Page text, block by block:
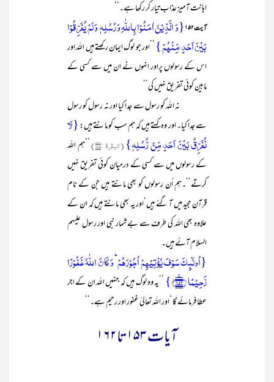
اہانت آمیز عذاب تیار کر رکھا ہے۔‘‘
آیت ۱۵۲
{وَ الَّذِیۡنَ اٰمَنُوۡا بِاللّٰہِ وَ رُسُلِہٖ وَ لَمۡ یُفَرِّقُوۡا
بَیۡنَ اَحَدٍ مِّنۡہُمۡ } ’’اور جو لوگ ایمان رکھتے ہیں اللہ اور
اس کے رسولوں پراور انہوں نے ان میں سے کسی کے
مابین کوئی تفریق نہیں کی‘‘
نہ اللہ کو رسول سے جدا کیا اور نہ رسول کو رسول
سے جدا کیا۔ اور وہ کہتے ہیں کہ ہم سب کو مانتے ہیں:{لَا
نُفَرِّقُ بَیْنَ اَحَدٍ مِّنْ رُّسُلِہٖ}(البقرۃ :۲۸۵)
’’ہم اللہ
کے رسولوں میں سے کسی کے درمیان کوئی تفریق نہیں
کرتے‘‘۔ہم اُن رسولوں کو بھی مانتے ہیں جن کے نام
قرآن مجید میں آ گئے ہیں‘اور یہ بھی مانتے ہیں کہ ان کے
علاوہ بھی اللہ کی طرف سے بے شمار نبی اور رسول علیہم
السلام آئے ہیں۔
{اُولٰٓئِکَ سَوۡفَ یُؤۡتِیۡہِمۡ اُجُوۡرَہُمۡ ؕ وَ کَانَ اللّٰہُ غَفُوۡرًا
رَّحِیۡمًا ﴿۱۵۲﴾٪}
’’یہ وہ لوگ ہیں کہ جنہیں اللہ ان کے اجر
عطا فرمائے گا ‘اور اللہ تعالیٰ غفور اور رحیم ہے۔‘‘
آیات ۱۵۳ تا۱۶۲